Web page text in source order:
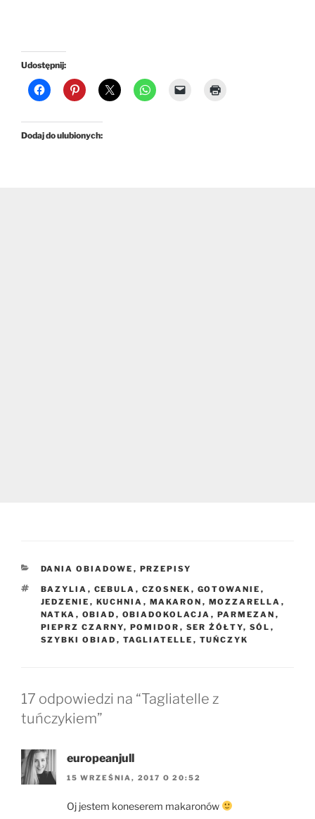
Udostępnij:
Dodaj do ulubionych:
KATEGORIE
DANIA OBIADOWE , PRZEPISY
TAGI
BAZYLIA , CEBULA , CZOSNEK , GOTOWANIE ,
JEDZENIE , KUCHNIA , MAKARON , MOZZARELLA ,
NATKA , OBIAD , OBIADOKOLACJA , PARMEZAN ,
PIEPRZ CZARNY, POMIDOR , SER ŻÓŁTY, SÓL ,
SZYBKI OBIAD , TAGLIATELLE , TUŃCZYK
17 odpowiedzi na “Tagliatelle z
tuńczykiem”
europeanjull
15 WRZEŚNIA, 2017 O 20:52
Oj jestem koneserem makaronów